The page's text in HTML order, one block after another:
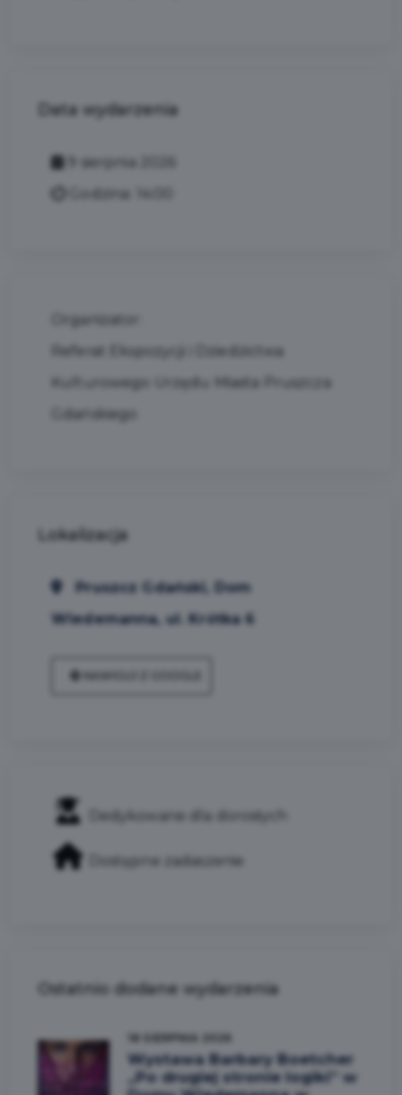
Data wydarzenia
9 sierpnia 2026
Godzina: 14:00
Organizator:
Referat Ekspozycji i Dziedzictwa
Kulturowego Urzędu Miasta Pruszcza
Gdańskiego
Lokalizacja
Pruszcz Gdański, Dom
Wiedemanna, ul. Krótka 6
NAWIGUJ Z GOOGLE
Dedykowane dla dorosłych
Dostępne zadaszenie
Ostatnio dodane wydarzenia
18 SIERPNIA 2026
Wystawa Barbary Boetcher
„Po drugiej stronie logiki” w